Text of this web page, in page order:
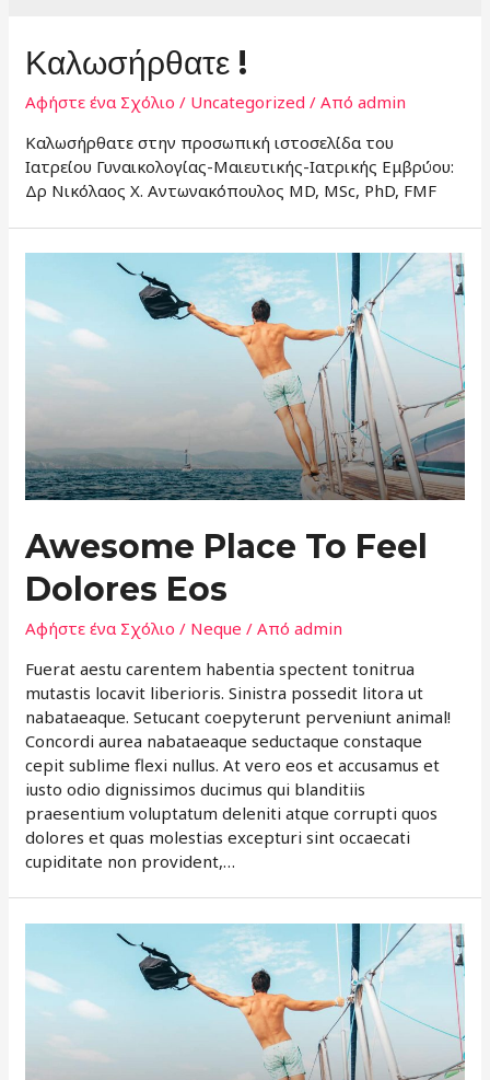
Καλωσήρθατε !
Αφήστε ένα Σχόλιο / Uncategorized / Απόadmin
Καλωσήρθατε στην προσωπική ιστοσελίδα του
Ιατρείου Γυναικολογίας-Μαιευτικής-Ιατρικής Εμβρύου:
Δρ Νικόλαος Χ. Αντωνακόπουλος MD, MSc, PhD, FMF
Awesome Place To Feel
Dolores Eos
Αφήστε ένα Σχόλιο / Neque / Απόadmin
Fuerat aestu carentem habentia spectent tonitrua
mutastis locavit liberioris. Sinistra possedit litora ut
nabataeaque. Setucant coepyterunt perveniunt animal!
Concordi aurea nabataeaque seductaque constaque
cepit sublime flexi nullus. At vero eos et accusamus et
iusto odio dignissimos ducimus qui blanditiis
praesentium voluptatum deleniti atque corrupti quos
dolores et quas molestias excepturi sint occaecati
cupiditate non provident,…